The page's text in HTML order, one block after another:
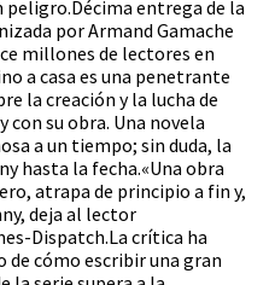
peligro.Décima entrega de la
por Armand Gamache
millones de lectores en
a casa es una penetrante
la creación y la lucha de
su obra. Una novela
a un tiempo; sin duda, la
hasta la fecha.«Una obra
atrapa de principio a fin y,
deja al lector
Dispatch.La crítica ha
de cómo escribir una gran